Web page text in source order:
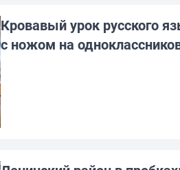
Кровавый урок русского
с ножом на